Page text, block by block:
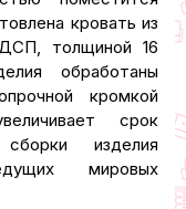
кровать из
ДСП, толщиной 16
обработаны
кромкой
срок
изделия
мировых